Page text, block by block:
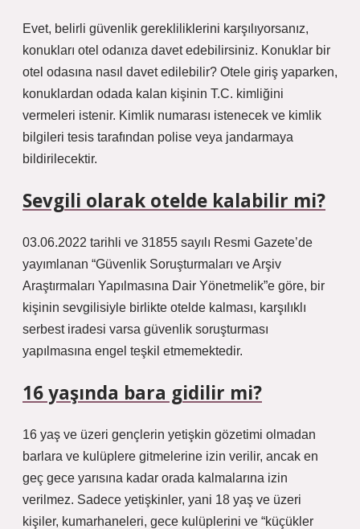
Evet, belirli güvenlik gerekliliklerini karşılıyorsanız,
konukları otel odanıza davet edebilirsiniz. Konuklar bir
otel odasına nasıl davet edilebilir? Otele giriş yaparken,
konuklardan odada kalan kişinin T.C. kimliğini
vermeleri istenir. Kimlik numarası istenecek ve kimlik
bilgileri tesis tarafından polise veya jandarmaya
bildirilecektir.
Sevgili olarak otelde kalabilir mi?
03.06.2022 tarihli ve 31855 sayılı Resmi Gazete’de
yayımlanan “Güvenlik Soruşturmaları ve Arşiv
Araştırmaları Yapılmasına Dair Yönetmelik”e göre, bir
kişinin sevgilisiyle birlikte otelde kalması, karşılıklı
serbest iradesi varsa güvenlik soruşturması
yapılmasına engel teşkil etmemektedir.
16 yaşında bara gidilir mi?
16 yaş ve üzeri gençlerin yetişkin gözetimi olmadan
barlara ve kulüplere gitmelerine izin verilir, ancak en
geç gece yarısına kadar orada kalmalarına izin
verilmez. Sadece yetişkinler, yani 18 yaş ve üzeri
kişiler, kumarhaneleri, gece kulüplerini ve “küçükler